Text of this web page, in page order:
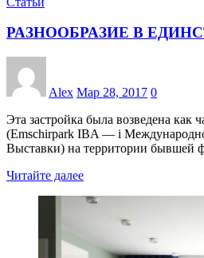
РАЗНООБРАЗИЕ В
Alex Мар 28, 2017 0
Эта застройка была возведена как
(Emschirpark IBA — i
Выставки) на территории бывшей
Читайте далее